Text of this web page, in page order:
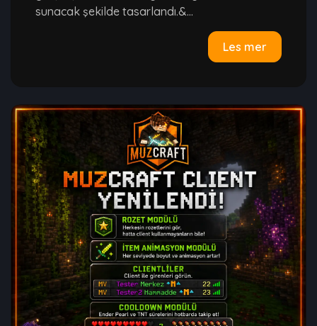
sunacak şekilde tasarlandı.&...
Les mer